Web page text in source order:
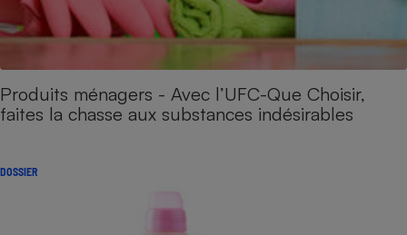
Produits ménagers - Avec l’UFC-Que Choisir,
faites la chasse aux substances indésirables
DOSSIER